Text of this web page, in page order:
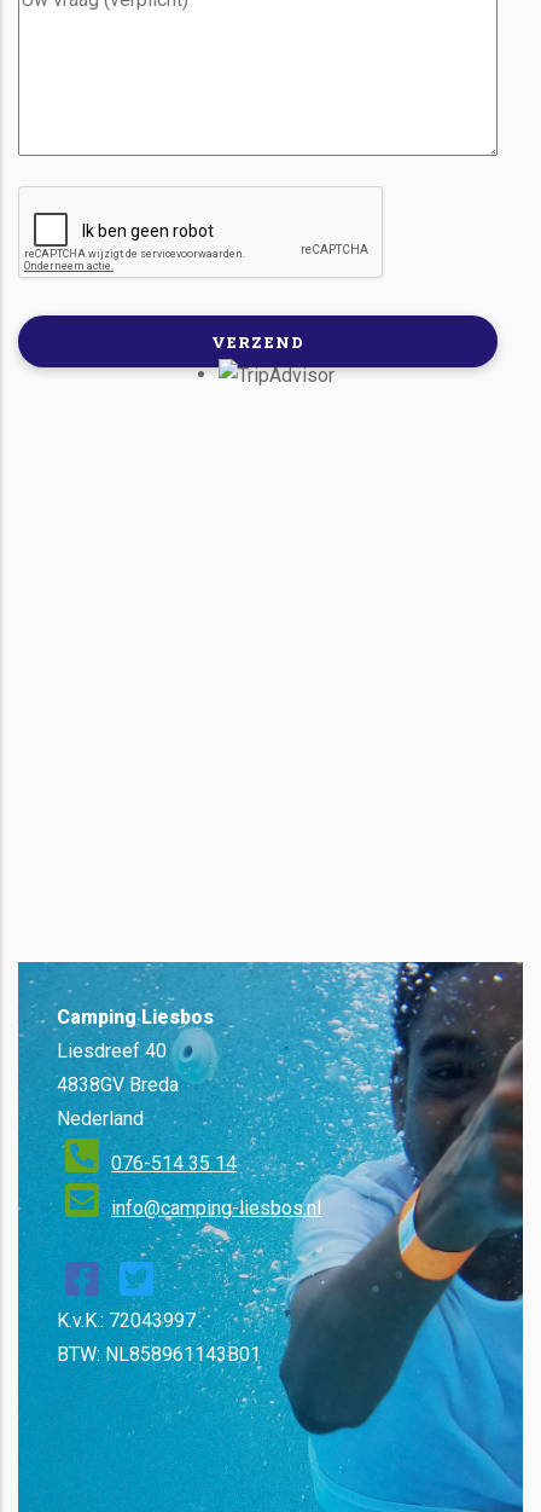
Camping Liesbos
Liesdreef 40
4838GV Breda
Nederland
076-514 35 14
info@camping-liesbos.nl
K.v.K.: 72043997
BTW: NL858961143B01